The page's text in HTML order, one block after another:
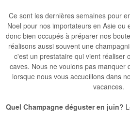
Ce sont les dernières semaines pour
Noel pour nos importateurs en Asie ou
donc bien occupés à préparer nos
réalisons aussi souvent une
c'est un prestataire qui vient réaliser
caves. Nous ne voulons pas manquer
lorsque nous vous accueillons dans
vacances.
Quel Champagne déguster en juin?